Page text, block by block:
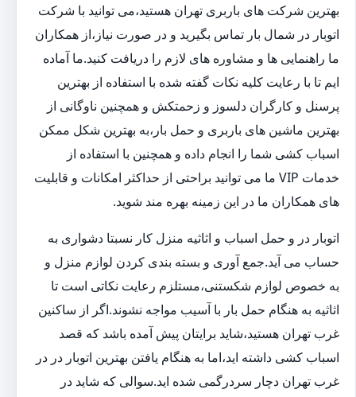
بهترین شرکت های باربری تهران هستید،می توانید با شرکت
اتوبار در شمال بار تماس بگیرید و در صورت نیاز،از همکاران
ما راهنمایی ها و مشاوره های لازم را دریافت کنید.ما آماده
ایم تا با رعایت کلیه نکات گفته شده با استفاده از بهترین
پرسنل و کارگران دلسوز و زحمتکش و همچنین ناوگانی از
بهترین ماشین های باربری و حمل بار،به بهترین شکل ممکن
اسباب کشی شما را انجام داده و همچنین با استفاده از
خدمات VIP ما می توانید براحتی از حداکثر امکانات و قابلیت
های همکاران ما در این زمینه بهره مند شوید.
اتوبار در و حمل اسباب و اثاثیه منزل کار نسبتا دشواری به
حساب می آید.جمع آوری و بسته بندی کردن لوازم منزل و
به خصوص لوازم شکستنی،مستلزم رعایت نکاتی است تا
اثاثیه به هنگام حمل بار با آسیب مواجه نشوند.اگر از ساکنین
غرب تهران هستید،شاید برایتان پیش آمده باشد که قصد
اسباب کشی داشته اید،اما به هنگام یافتن بهترین اتوبار در در
غرب تهران دچار سردرگمی شده اید.سوالی که شاید در